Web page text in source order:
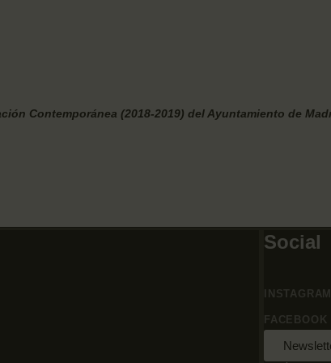
Contemporánea (2018-2019) del Ayuntamiento de
Social
INSTAGRAM
FACEBOOK